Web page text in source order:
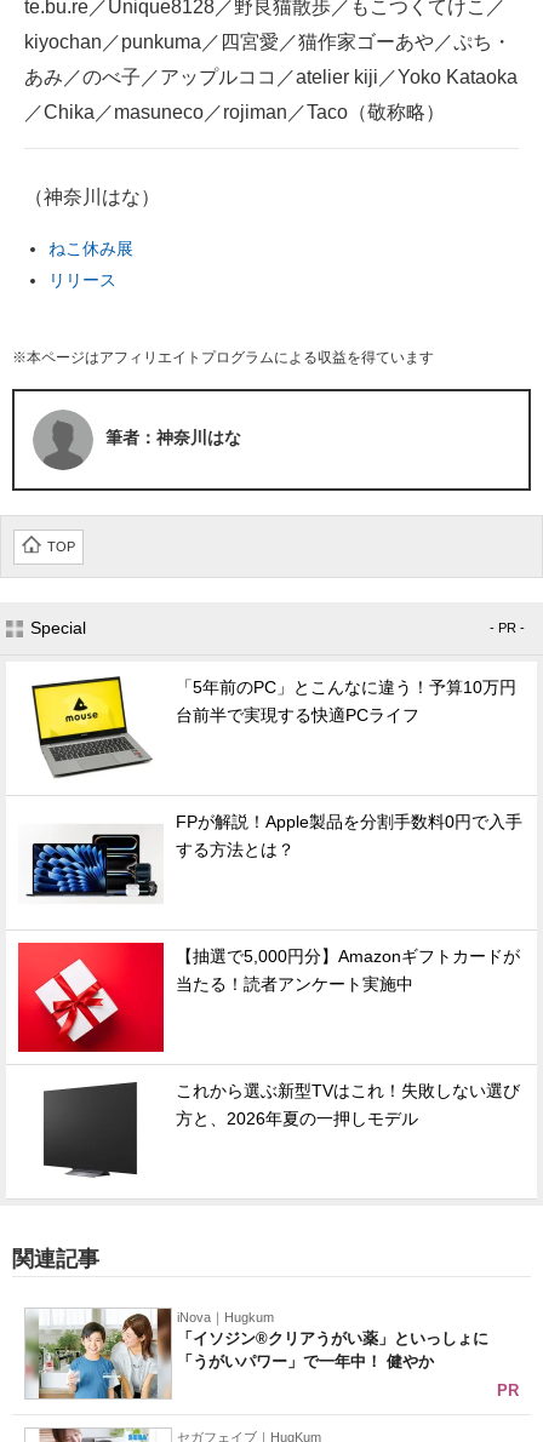
te.bu.re／Unique8128／野良猫散歩／もこつくてけこ／
kiyochan／punkuma／四宮愛／猫作家ゴーあや／ぷち・
あみ／のべ子／アップルココ／atelier kiji／Yoko Kataoka
／Chika／masuneco／rojiman／Taco（敬称略）
（神奈川はな）
ねこ休み展
リリース
※本ページはアフィリエイトプログラムによる収益を得ています
筆者：神奈川はな
TOP
Special - PR -
「5年前のPC」とこんなに違う！予算10万円
台前半で実現する快適PCライフ
FPが解説！Apple製品を分割手数料0円で入手
する方法とは？
【抽選で5,000円分】Amazonギフトカードが
当たる！読者アンケート実施中
これから選ぶ新型TVはこれ！失敗しない選び
方と、2026年夏の一押しモデル
関連記事
iNova｜Hugkum
「イソジン®クリアうがい薬」といっしょに
「うがいパワー」で一年中！ 健やか
PR
セガフェイブ｜HugKum